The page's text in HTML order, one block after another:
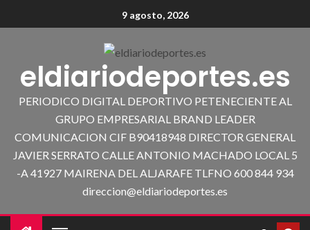
9 agosto, 2026
eldiariodeportes.es
PERIODICO DIGITAL DEPORTIVO PETENECIENTE AL
GRUPO EMPRESARIAL BRAND LEADER
COMUNICACION CIF B90418948 DIRECTOR GENERAL
JAVIER SERRATO CALLE ANTONIO MACHADO LOCAL 5
-A 41927 MAIRENA DEL ALJARAFE TLFNO 600 844 934
direccion@eldiariodeportes.es